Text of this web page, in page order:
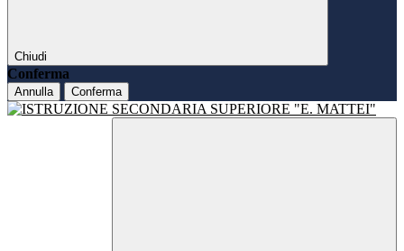
Chiudi
Conferma
Annulla Conferma